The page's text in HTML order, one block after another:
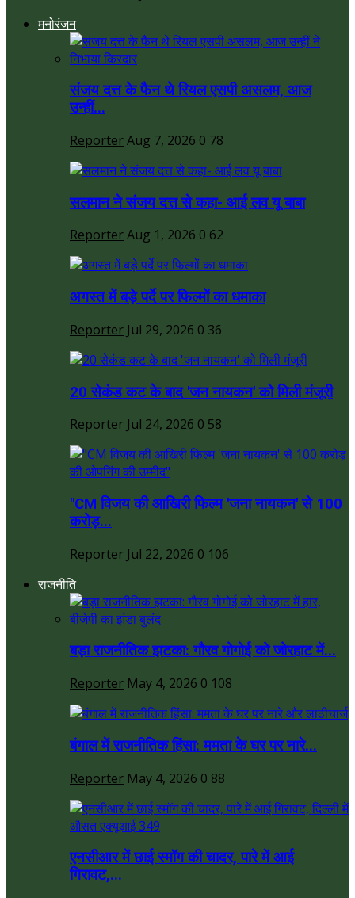
मनोरंजन
संजय दत्त के फैन थे रियल एसपी असलम, आज
उन्हीं...
ReporterAug 7, 2026 0 78
सलमान ने संजय दत्त से कहा- आई लव यू बाबा
ReporterAug 1, 2026 0 62
अगस्त में बड़े पर्दे पर फिल्मों का धमाका
Reporter Jul 29, 2026 0 36
20 सेकंड कट के बाद 'जन नायकन' को मिली मंजूरी
Reporter Jul 24, 2026 0 58
"CM विजय की आखिरी फिल्म 'जना नायकन' से 100
करोड़...
Reporter Jul 22, 2026 0 106
राजनीति
बड़ा राजनीतिक झटका: गौरव गोगोई को जोरहाट में...
Reporter May 4, 2026 0 108
बंगाल में राजनीतिक हिंसा: ममता के घर पर नारे...
Reporter May 4, 2026 0 88
एनसीआर में छाई स्मॉग की चादर, पारे में आई
गिरावट,...